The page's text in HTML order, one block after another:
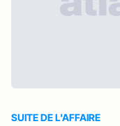
SUITE DE L'AFFAIRE